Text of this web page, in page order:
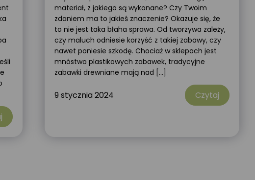
materiał, z jakiego są wykonane? Czy Twoim
zdaniem ma to jakieś znaczenie? Okazuje się, że
to nie jest taka błaha sprawa. Od tworzywa zależy,
czy maluch odniesie korzyść z takiej zabawy, czy
nawet poniesie szkodę. Chociaż w sklepach jest
mnóstwo plastikowych zabawek, tradycyjne
zabawki drewniane mają nad […]
9 stycznia 2024 Czytaj